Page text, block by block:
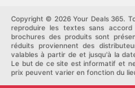
hypermarchés en
promotions et les
leurs programmes de
de réaliser des
d'accéder à des offres
maison
Copyright © 2026 Your Deals 365.
reproduire les textes sans
brochures des produits sont
réduits proviennent des
valables à partir de et jusqu'à la
Le but de ce site est informatif et
prix peuvent varier en fonction du